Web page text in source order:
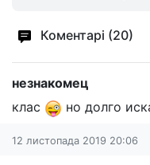
Коментарі (20)
незнакомец
клас
но долго
12 листопада 2019 20:06